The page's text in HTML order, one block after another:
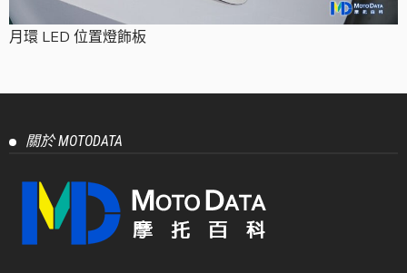
月環 LED 位置燈飾板
關於 MOTODATA